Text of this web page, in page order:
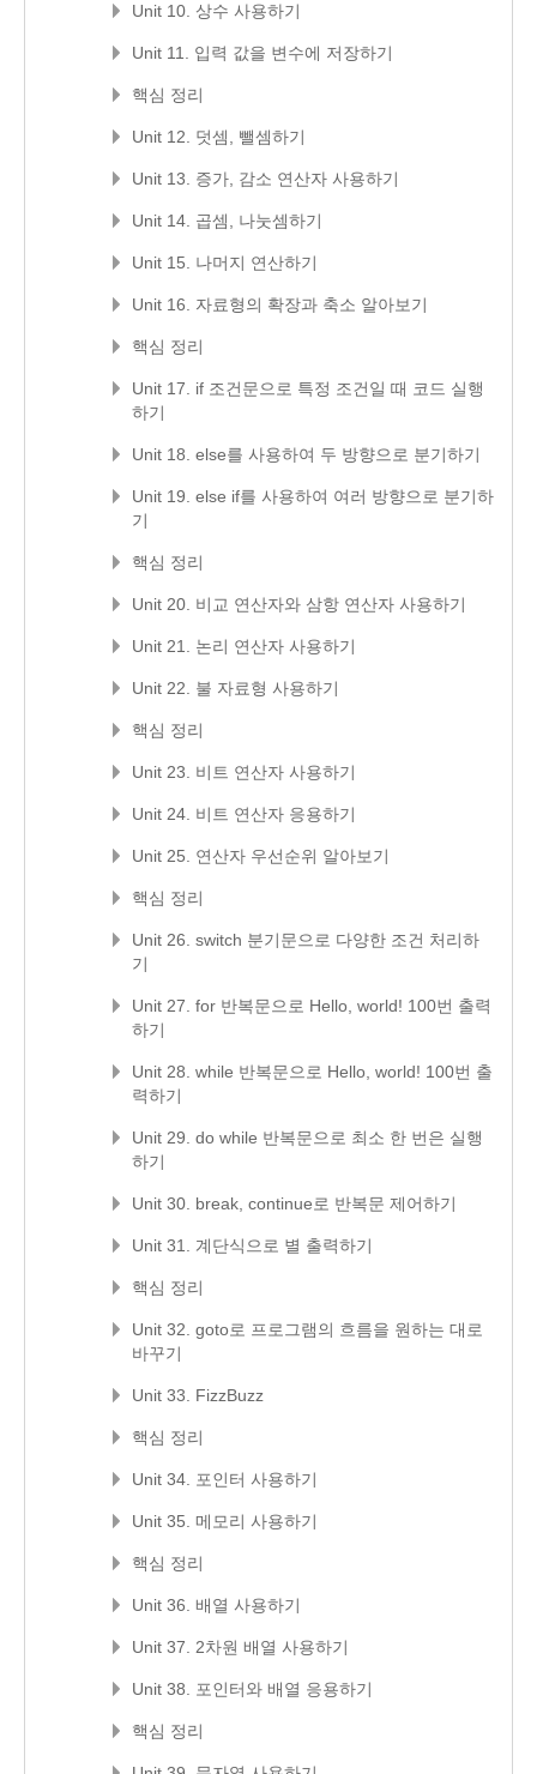
Unit 10. 상수 사용하기
Unit 11. 입력 값을 변수에 저장하기
핵심 정리
Unit 12. 덧셈, 뺄셈하기
Unit 13. 증가, 감소 연산자 사용하기
Unit 14. 곱셈, 나눗셈하기
Unit 15. 나머지 연산하기
Unit 16. 자료형의 확장과 축소 알아보기
핵심 정리
Unit 17. if 조건문으로 특정 조건일 때 코드 실행
하기
Unit 18. else를 사용하여 두 방향으로 분기하기
Unit 19. else if를 사용하여 여러 방향으로 분기하
기
핵심 정리
Unit 20. 비교 연산자와 삼항 연산자 사용하기
Unit 21. 논리 연산자 사용하기
Unit 22. 불 자료형 사용하기
핵심 정리
Unit 23. 비트 연산자 사용하기
Unit 24. 비트 연산자 응용하기
Unit 25. 연산자 우선순위 알아보기
핵심 정리
Unit 26. switch 분기문으로 다양한 조건 처리하
기
Unit 27. for 반복문으로 Hello, world! 100번 출력
하기
Unit 28. while 반복문으로 Hello, world! 100번 출
력하기
Unit 29. do while 반복문으로 최소 한 번은 실행
하기
Unit 30. break, continue로 반복문 제어하기
Unit 31. 계단식으로 별 출력하기
핵심 정리
Unit 32. goto로 프로그램의 흐름을 원하는 대로
바꾸기
Unit 33. FizzBuzz
핵심 정리
Unit 34. 포인터 사용하기
Unit 35. 메모리 사용하기
핵심 정리
Unit 36. 배열 사용하기
Unit 37. 2차원 배열 사용하기
Unit 38. 포인터와 배열 응용하기
핵심 정리